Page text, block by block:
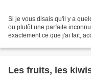
Si je vous disais qu'il y a
ou plutôt une parfaite
exactement ce que j'ai fait,
Les fruits, les